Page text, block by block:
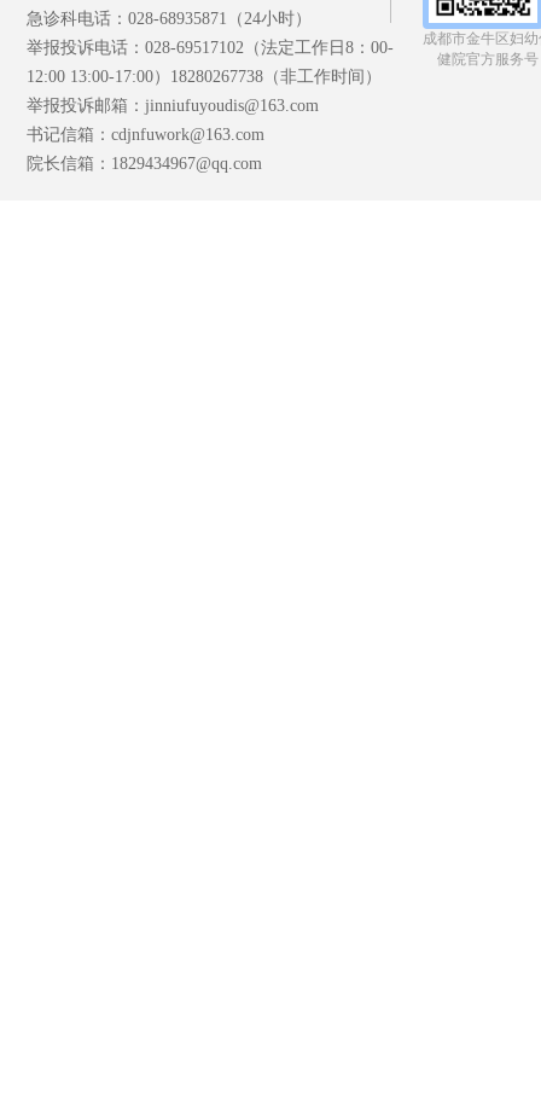
急诊科电话：028-68935871（24小时）
举报投诉电话：028-69517102（法定工作日8：00-
12:00 13:00-17:00）18280267738（非工作时间）
举报投诉邮箱：jinniufuyoudis@163.com
书记信箱：cdjnfuwork@163.com
院长信箱：1829434967@qq.com
成都市金牛区妇
健院官方服务号